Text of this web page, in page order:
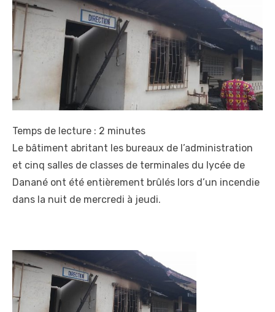
Temps de lecture : 2 minutes
Le bâtiment abritant les bureaux de l’administration
et cinq salles de classes de terminales du lycée de
Danané ont été entièrement brûlés lors d’un incendie
dans la nuit de mercredi à jeudi.